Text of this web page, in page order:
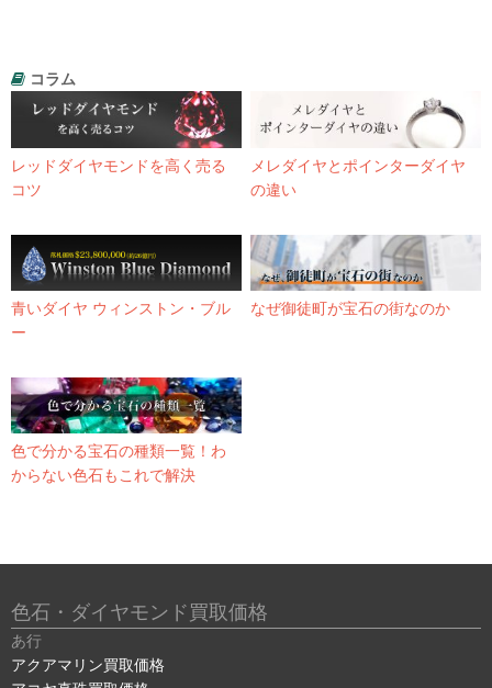
コラム
レッドダイヤモンドを高く売る
コツ
メレダイヤとポインターダイヤ
の違い
青いダイヤ ウィンストン・ブル
ー
なぜ御徒町が宝石の街なのか
色で分かる宝石の種類一覧！わ
からない色石もこれで解決
色石・ダイヤモンド買取価格
あ行
アクアマリン買取価格